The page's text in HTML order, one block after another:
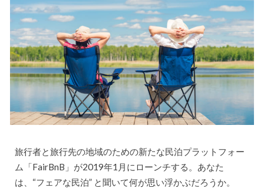
旅行者と旅行先の地域のための新たな民泊プラットフォー
ム「FairBnB」が2019年1月にローンチする。あなた
は、“フェアな民泊” と聞いて何が思い浮かぶだろうか。